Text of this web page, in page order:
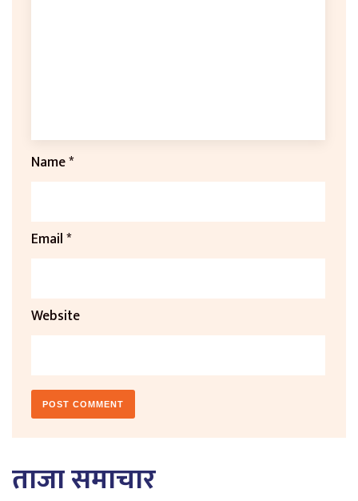
Name*
Email*
Website
ताजा समाचार